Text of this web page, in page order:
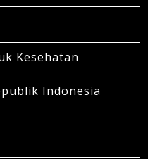
Kesehatan
Indonesia